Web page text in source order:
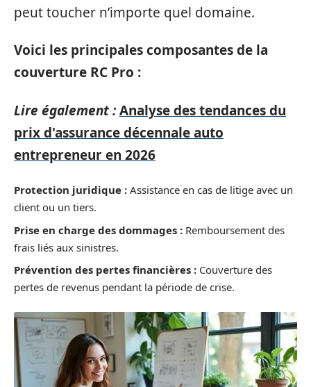
peut toucher n’importe quel domaine.
Voici les principales composantes de la
couverture RC Pro :
Lire également :Analyse des tendances du
prix d'assurance décennale auto
entrepreneur en 2026
Protection juridique : Assistance en cas de litige avec un
client ou un tiers.
Prise en charge des dommages : Remboursement des
frais liés aux sinistres.
Prévention des pertes financières : Couverture des
pertes de revenus pendant la période de crise.